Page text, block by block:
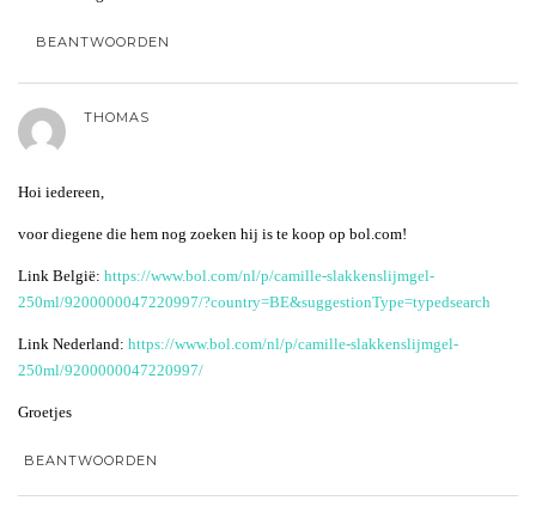
BEANTWOORDEN
THOMAS
Hoi iedereen,
voor diegene die hem nog zoeken hij is te koop op bol.com!
Link België: https://www.bol.com/nl/p/camille-slakkenslijmgel-
250ml/9200000047220997/?country=BE&suggestionType=typedsearch
Link Nederland: https://www.bol.com/nl/p/camille-slakkenslijmgel-
250ml/9200000047220997/
Groetjes
BEANTWOORDEN